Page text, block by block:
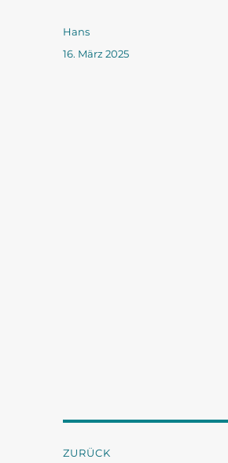
Autor
Hans
Veröffentlicht
16. März 2025
ZURÜCK